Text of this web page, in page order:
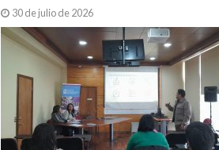
30 de julio de 2026